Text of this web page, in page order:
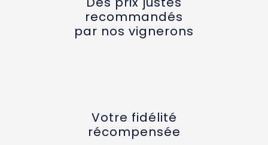
recommandés
par nos vignerons
Votre fidélité
récompensée